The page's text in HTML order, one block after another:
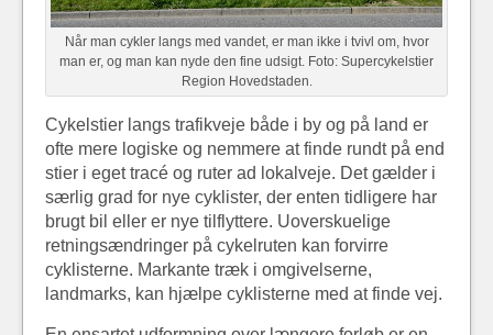
Når man cykler langs med vandet, er man ikke i tvivl om, hvor
man er, og man kan nyde den fine udsigt. Foto: Supercykelstier
Region Hovedstaden.
Cykelstier langs trafikveje både i by og på land er
ofte mere logiske og nemmere at finde rundt på end
stier i eget tracé og ruter ad lokalveje. Det gælder i
særlig grad for nye cyklister, der enten tidligere har
brugt bil eller er nye tilflyttere. Uoverskuelige
retningsændringer på cykelruten kan forvirre
cyklisterne. Markante træk i omgivelserne,
landmarks, kan hjælpe cyklisterne med at finde vej.